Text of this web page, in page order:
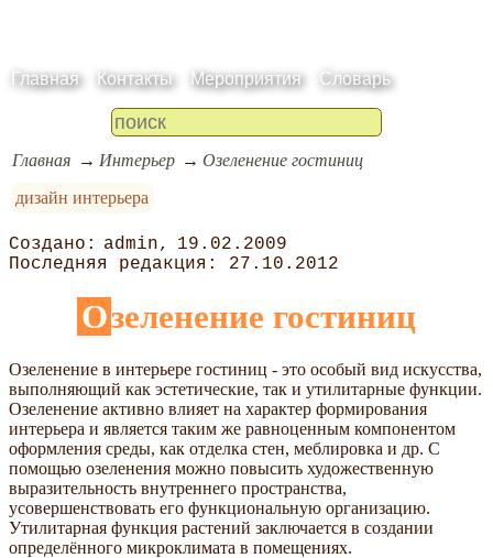
Главная Контакты Мероприятия Словарь
Главная Интерьер
Озеленение гостиниц
дизайн интерьера
admin
19.02.2009
27.10.2012
Озеленение гостиниц
Озеленение в интерьере гостиниц - это особый вид искусства,
выполняющий как эстетические, так и утилитарные функции.
Озеленение активно влияет на характер формирования
интерьера и является таким же равноценным компонентом
оформления среды, как отделка стен, меблировка и др. С
помощью озеленения можно повысить художественную
выразительность внутреннего пространства,
усовершенствовать его функциональную организацию.
Утилитарная функция растений заключается в создании
определённого микроклимата в помещениях.